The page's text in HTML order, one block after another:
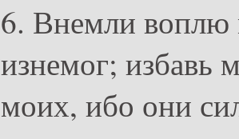
6. Внемли воплю
изнемог; избавь
моих, ибо они